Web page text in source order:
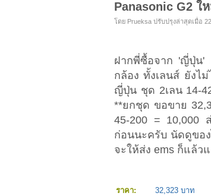
Panasonic G2 ใ
โดย Prueksa ปรับปรุงล่าสุดเมื่อ
ฝากพี่ซื้อจาก 'ญี่ปุ่น'
กล้อง ทั้งเลนส์ ยังไ
ญี่ปุ่น ชุด 2เลน 14-
**ยกชุด ขอขาย
45-200 = 10,000
ก่อนนะครับ นัดดูขอ
จะให้ส่ง ems ก็แล้ว
ราคา: 32,323 บาท